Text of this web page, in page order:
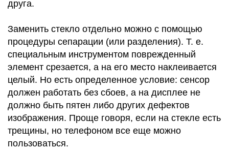
друга.
Заменить стекло отдельно можно с помощью
процедуры сепарации (или разделения). Т. е.
специальным инструментом поврежденный
элемент срезается, а на его место наклеивается
целый. Но есть определенное условие: сенсор
должен работать без сбоев, а на дисплее не
должно быть пятен либо других дефектов
изображения. Проще говоря, если на стекле есть
трещины, но телефоном все еще можно
пользоваться.